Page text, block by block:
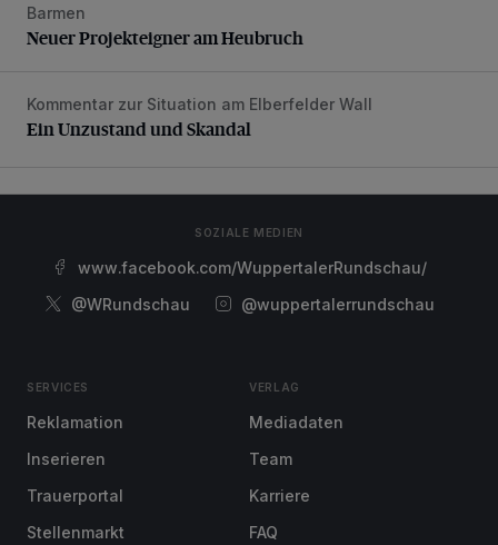
Neuer Projekteigner am Heubruch
Barmen
Neuer Projekteigner am Heubruch
Ein Unzustand und Skandal
Kommentar zur Situation am Elberfelder Wall
Ein Unzustand und Skandal
SOZIALE MEDIEN
www.facebook.com/WuppertalerRundschau/
@WRundschau
@wuppertalerrundschau
SERVICES
Reklamation
Inserieren
Trauerportal
Stellenmarkt
VERLAG
Mediadaten
Team
Karriere
FAQ